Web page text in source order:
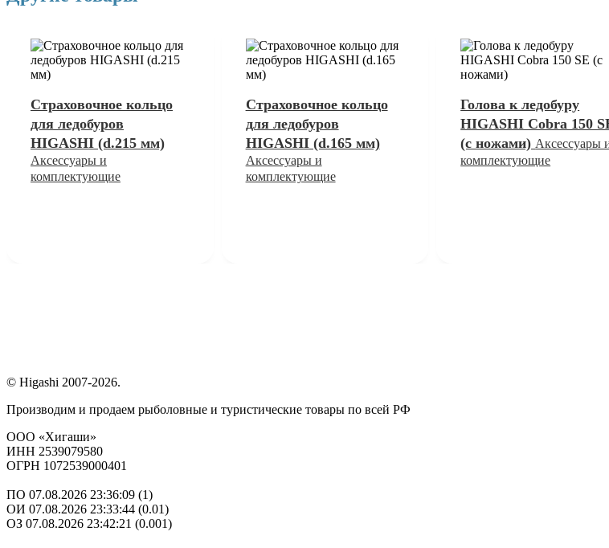
Страховочное кольцо
для ледобуров
HIGASHI (d.215 мм)
Аксессуары и
комплектующие
Страховочное кольцо
для ледобуров
HIGASHI (d.165 мм)
Аксессуары и
комплектующие
Голова к ледобуру
HIGASHI Cobra 150
(с ножами) Аксессуары
комплектующие
© Higashi 2007-2026.
Производим и продаем рыболовные и туристические товары по всей РФ
ООО «Хигаши»
ИНН 2539079580
ОГРН 1072539000401
ПО 07.08.2026 23:36:09 (1)
ОИ 07.08.2026 23:33:44 (0.01)
ОЗ 07.08.2026 23:42:21 (0.001)